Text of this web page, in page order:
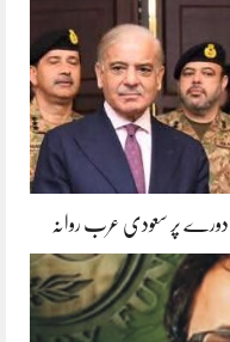
دورے پر سعودی عرب روانہ